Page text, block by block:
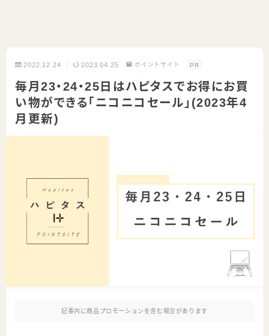
2022.12.24 2023.04.25 ポイントサイト PR
毎月23・24・25日はハピタスでお得にお買
い物ができる「ニコニコセール」(2023年4
月更新)
記事内に商品プロモーションを含む場合があります